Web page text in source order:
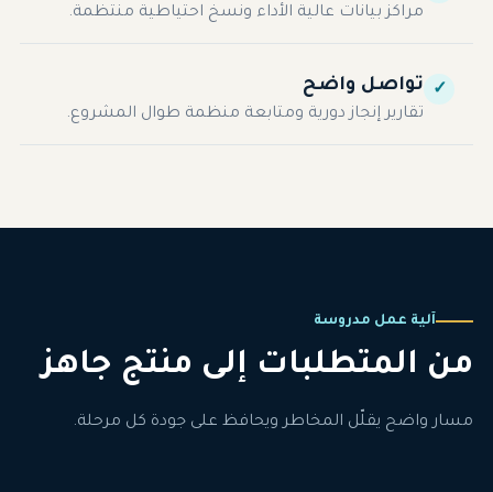
مراكز بيانات عالية الأداء ونسخ احتياطية منتظمة.
✓ تواصل واضح
تقارير إنجاز دورية ومتابعة منظمة طوال المشروع.
آلية عمل مدروسة
من المتطلبات إلى منتج جاهز
مسار واضح يقلّل المخاطر ويحافظ على جودة كل مرحلة.